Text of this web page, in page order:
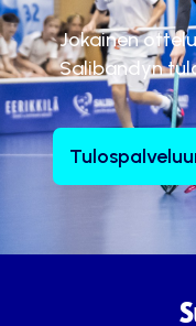
Jokainen
Salibandyn